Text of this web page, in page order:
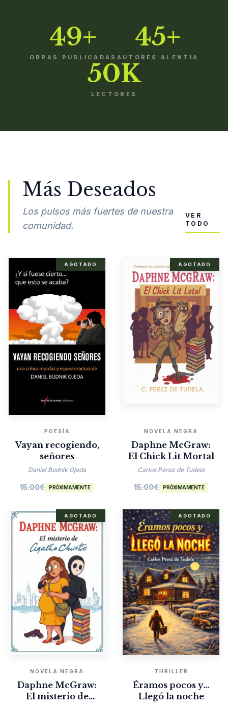
49+
OBRAS PUBLICADAS
45+
AUTORES ALENTIA
50K
LECTORES
Más Deseados
Los pulsos más fuertes de nuestra
comunidad.
VER
TODO
AGOTADO
POESÍA
Vayan recogiendo,
señores
Daniel Budnik Ojeda
15.00€ PRÓXIMAMENTE
AGOTADO
NOVELA NEGRA
Daphne McGraw:
El Chick Lit Mortal
Carlos Pérez de Tudela
15.00€ PRÓXIMAMENTE
AGOTADO
NOVELA NEGRA
Daphne McGraw:
El misterio de
AGOTADO
THRILLER
Éramos pocos y…
Llegó la noche